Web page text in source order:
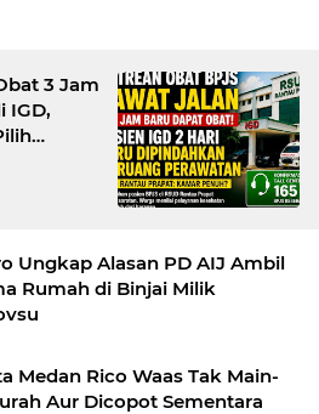
3 Jam
IGD,
Ungkap Alasan PD AIJ Ambil
Rumah di Binjai Milik
Medan Rico Waas Tak Main-
Aur Dicopot Sementara